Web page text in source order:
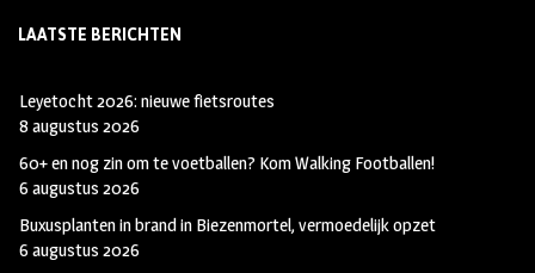
LAATSTE BERICHTEN
Leyetocht 2026: nieuwe fietsroutes
8 augustus 2026
60+ en nog zin om te voetballen? Kom Walking Footballen!
6 augustus 2026
Buxusplanten in brand in Biezenmortel, vermoedelijk opzet
6 augustus 2026